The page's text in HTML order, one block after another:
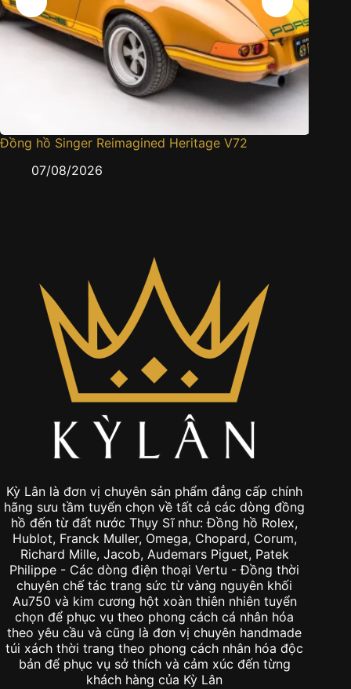
Đồng hồ Singer Reimagined Heritage V72
07/08/2026
Kỳ Lân là đơn vị chuyên sản phẩm đẳng cấp chính
hãng sưu tầm tuyển chọn về tất cả các dòng đồng
hồ đến từ đất nước Thụy Sĩ như: Đồng hồ Rolex,
Hublot, Franck Muller, Omega, Chopard, Corum,
Richard Mille, Jacob, Audemars Piguet, Patek
Philippe - Các dòng điện thoại Vertu - Đồng thời
chuyên chế tác trang sức từ vàng nguyên khối
Au750 và kim cương hột xoàn thiên nhiên tuyển
chọn để phục vụ theo phong cách cá nhân hóa
theo yêu cầu và cũng là đơn vị chuyên handmade
túi xách thời trang theo phong cách nhân hóa độc
bản để phục vụ sở thích và cảm xúc đến từng
khách hàng của Kỳ Lân